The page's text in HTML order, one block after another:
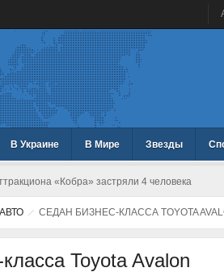
В Украине В Мире Звезды
«Кобра» застряли 4 человека
АВТО СЕДАН БИЗНЕС-КЛАССА TOYOTA
Toyota Avalon